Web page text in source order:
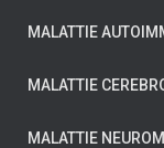
MALATTIE
MALATTIE
MALATTIE